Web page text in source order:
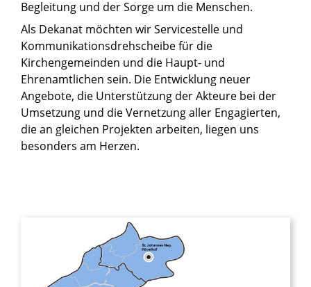
Begleitung und der Sorge um die Menschen.
Als Dekanat möchten wir Servicestelle und
Kommunikationsdrehscheibe für die
Kirchengemeinden und die Haupt- und
Ehrenamtlichen sein. Die Entwicklung neuer
Angebote, die Unterstützung der Akteure bei der
Umsetzung und die Vernetzung aller Engagierten,
die an gleichen Projekten arbeiten, liegen uns
besonders am Herzen.